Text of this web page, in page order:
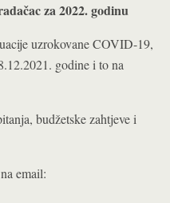
za 2022. godinu
uzrokovane COVID-19,
godine i to na
budžetske zahtjeve i
email: